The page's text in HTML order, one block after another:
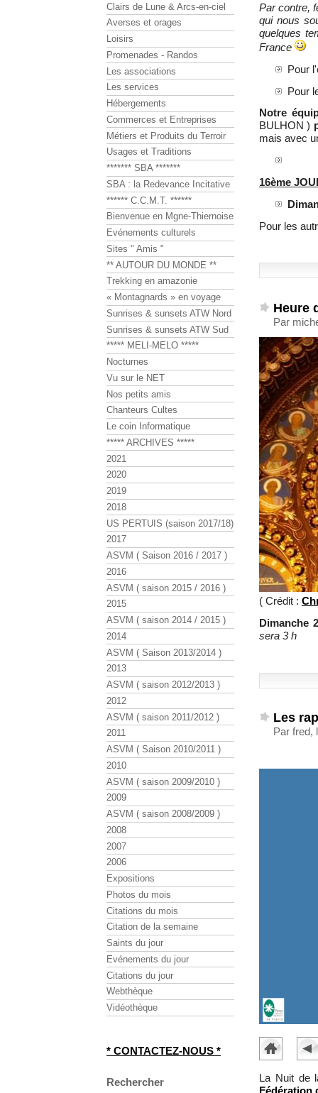
Par contre,
qui nous
quelques
France
Pour
Pour
Notre
BULHON )
mais avec
16ème
Pour les
Heure
Par
( Crédit :
Dimanche
sera 3 h
Les
Par fred,
La Nuit de
Fédération
Clairs de Lune & Arcs-en-ciel
Averses et orages
Loisirs
Promenades - Randos
Les associations
Les services
Hébergements
Commerces et Entreprises
Métiers et Produits du Terroir
Usages et Traditions
******* SBA *******
SBA : la Redevance Incitative
****** C.C.M.T. ******
Bienvenue en Mgne-Thiernoise
Evénements culturels
Sites " Amis "
** AUTOUR DU MONDE **
Trekking en amazonie
« Montagnards » en voyage
Sunrises & sunsets ATW Nord
Sunrises & sunsets ATW Sud
***** MELI-MELO *****
Nocturnes
Vu sur le NET
Nos petits amis
Chanteurs Cultes
Le coin Informatique
***** ARCHIVES *****
2021
2020
2019
2018
US PERTUIS (saison 2017/18)
2017
ASVM ( Saison 2016 / 2017 )
2016
ASVM ( saison 2015 / 2016 )
2015
ASVM ( saison 2014 / 2015 )
2014
ASVM ( Saison 2013/2014 )
2013
ASVM ( saison 2012/2013 )
2012
ASVM ( saison 2011/2012 )
2011
ASVM ( Saison 2010/2011 )
2010
ASVM ( saison 2009/2010 )
2009
ASVM ( saison 2008/2009 )
2008
2007
2006
Expositions
Photos du mois
Citations du mois
Citation de la semaine
Saints du jour
Evénements du jour
Citations du jour
Webthèque
Vidéothèque
* CONTACTEZ-NOUS *
Rechercher